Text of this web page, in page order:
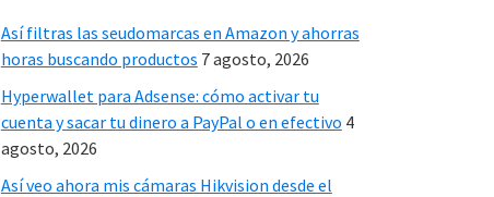
Así filtras las seudomarcas en Amazon y ahorras
horas buscando productos 7 agosto, 2026
Hyperwallet para Adsense: cómo activar tu
cuenta y sacar tu dinero a PayPal o en efectivo 4
agosto, 2026
Así veo ahora mis cámaras Hikvision desde el